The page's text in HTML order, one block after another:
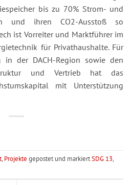
bis zu 70% Strom- und
und ihren CO2-Ausstoß so
ist Vorreiter und Marktführer im
für Privathaushalte. Für
in der DACH-Region sowie den
und Vertrieb hat das
mit Unterstützung
, Projekte gepostet und markiertSDG 13,